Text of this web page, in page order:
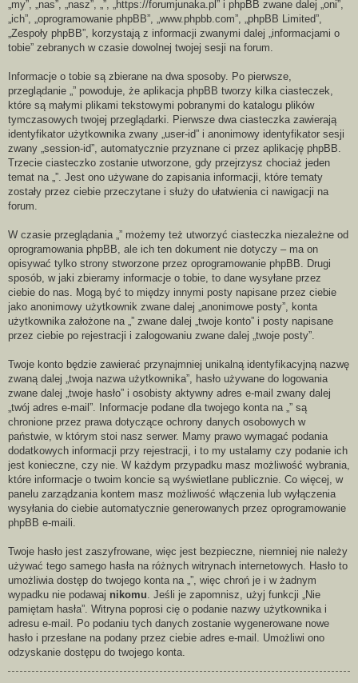
„my”, „nas”, „nasz”, „‌‌‌‌‌‌‌‌‌‌‌‌‌‌‌‌‌‌‌‌‌‌‌‌‌‌‌‌‌‌”, „https://forumjunaka.pl” i phpBB zwane dalej „oni”,
„ich”, „oprogramowanie phpBB”, „www.phpbb.com”, „phpBB Limited”,
„Zespoły phpBB”, korzystają z informacji zwanymi dalej „informacjami o
tobie” zebranych w czasie dowolnej twojej sesji na forum.
Informacje o tobie są zbierane na dwa sposoby. Po pierwsze,
przeglądanie „‌‌‌‌‌‌‌‌‌‌‌‌‌‌‌‌‌‌‌‌‌‌‌‌‌‌‌‌‌‌” powoduje, że aplikacja phpBB tworzy kilka ciasteczek,
które są małymi plikami tekstowymi pobranymi do katalogu plików
tymczasowych twojej przeglądarki. Pierwsze dwa ciasteczka zawierają
identyfikator użytkownika zwany „user-id” i anonimowy identyfikator sesji
zwany „session-id”, automatycznie przyznane ci przez aplikację phpBB.
Trzecie ciasteczko zostanie utworzone, gdy przejrzysz chociaż jeden
temat na „‌‌‌‌‌‌‌‌‌‌‌‌‌‌‌‌‌‌‌‌‌‌‌‌‌‌‌‌‌‌”. Jest ono używane do zapisania informacji, które tematy
zostały przez ciebie przeczytane i służy do ułatwienia ci nawigacji na
forum.
W czasie przeglądania „‌‌‌‌‌‌‌‌‌‌‌‌‌‌‌‌‌‌‌‌‌‌‌‌‌‌‌‌‌‌” możemy też utworzyć ciasteczka niezależne od
oprogramowania phpBB, ale ich ten dokument nie dotyczy – ma on
opisywać tylko strony stworzone przez oprogramowanie phpBB. Drugi
sposób, w jaki zbieramy informacje o tobie, to dane wysyłane przez
ciebie do nas. Mogą być to między innymi posty napisane przez ciebie
jako anonimowy użytkownik zwane dalej „anonimowe posty”, konta
użytkownika założone na „‌‌‌‌‌‌‌‌‌‌‌‌‌‌‌‌‌‌‌‌‌‌‌‌‌‌‌‌‌‌” zwane dalej „twoje konto” i posty napisane
przez ciebie po rejestracji i zalogowaniu zwane dalej „twoje posty”.
Twoje konto będzie zawierać przynajmniej unikalną identyfikacyjną nazwę
zwaną dalej „twoja nazwa użytkownika”, hasło używane do logowania
zwane dalej „twoje hasło” i osobisty aktywny adres e-mail zwany dalej
„twój adres e-mail”. Informacje podane dla twojego konta na „‌‌‌‌‌‌‌‌‌‌‌‌‌‌‌‌‌‌‌‌‌‌‌‌‌‌‌‌‌‌” są
chronione przez prawa dotyczące ochrony danych osobowych w
państwie, w którym stoi nasz serwer. Mamy prawo wymagać podania
dodatkowych informacji przy rejestracji, i to my ustalamy czy podanie ich
jest konieczne, czy nie. W każdym przypadku masz możliwość wybrania,
które informacje o twoim koncie są wyświetlane publicznie. Co więcej, w
panelu zarządzania kontem masz możliwość włączenia lub wyłączenia
wysyłania do ciebie automatycznie generowanych przez oprogramowanie
phpBB e-maili.
Twoje hasło jest zaszyfrowane, więc jest bezpieczne, niemniej nie należy
używać tego samego hasła na różnych witrynach internetowych. Hasło to
umożliwia dostęp do twojego konta na „‌‌‌‌‌‌‌‌‌‌‌‌‌‌‌‌‌‌‌‌‌‌‌‌‌‌‌‌‌‌”, więc chroń je i w żadnym
wypadku nie podawaj nikomu. Jeśli je zapomnisz, użyj funkcji „Nie
pamiętam hasła”. Witryna poprosi cię o podanie nazwy użytkownika i
adresu e-mail. Po podaniu tych danych zostanie wygenerowane nowe
hasło i przesłane na podany przez ciebie adres e-mail. Umożliwi ono
odzyskanie dostępu do twojego konta.